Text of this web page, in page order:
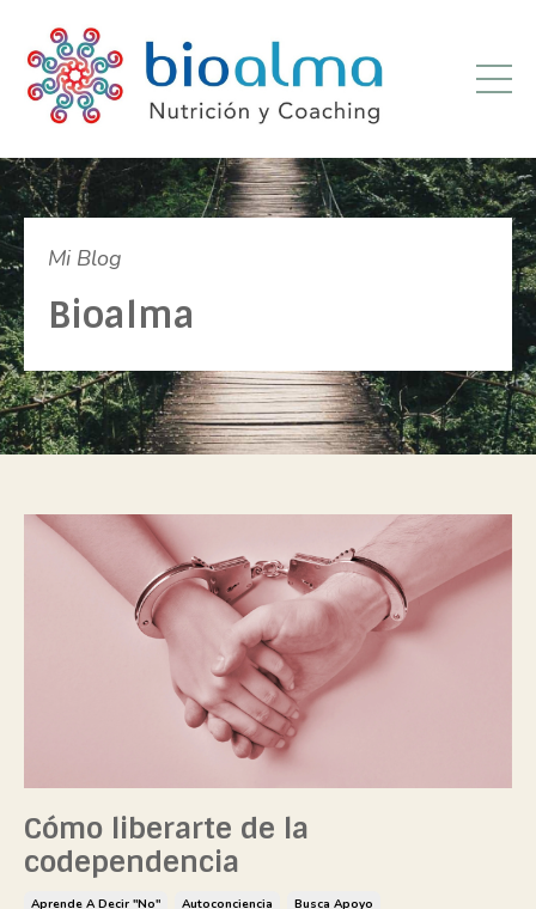
Mi Blog
Bioalma
Cómo liberarte de la
codependencia
Aprende A Decir "no" Autoconciencia
Busca Apoyo